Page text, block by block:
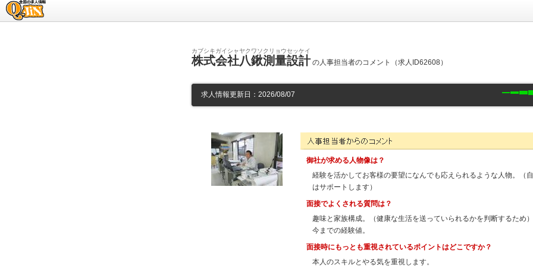
株式会社八鍬測量設計
カブシキガイシャヤクワソクリョウセッケイ
の人事担当者のコメント（求人ID62608）
求人情報のQ-JiN
求人情報更新日：2026/08/07
御社が求める人物像は？
経験を活かしてお客様の要望になんでも応えられるような人物。（
はサポートします）
面接でよくされる質問は？
趣味と家族構成。（健康な生活を送っていられるかを判断するため）
今までの経験値。
面接時にもっとも重視されているポイントはどこですか？
本人のスキルとやる気を重視します。